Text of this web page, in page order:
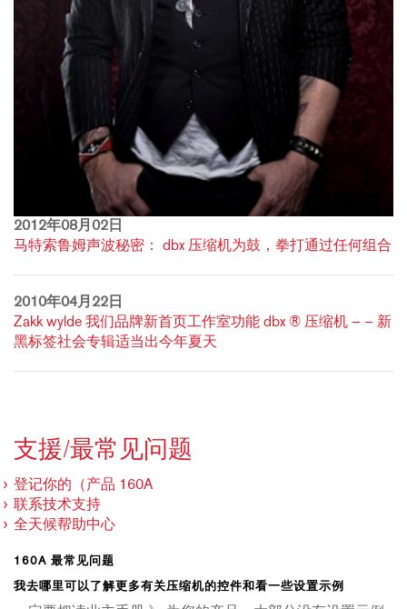
2012年08月02日
马特索鲁姆声波秘密： dbx 压缩机为鼓，拳打通过任何组合
2010年04月22日
Zakk wylde 我们品牌新首页工作室功能 dbx ® 压缩机 — — 新
黑标签社会专辑适当出今年夏天
支援/最常见问题
登记你的（产品 160A
联系技术支持
全天候帮助中心
160A 最常见问题
我去哪里可以了解更多有关压缩机的控件和看一些设置示例